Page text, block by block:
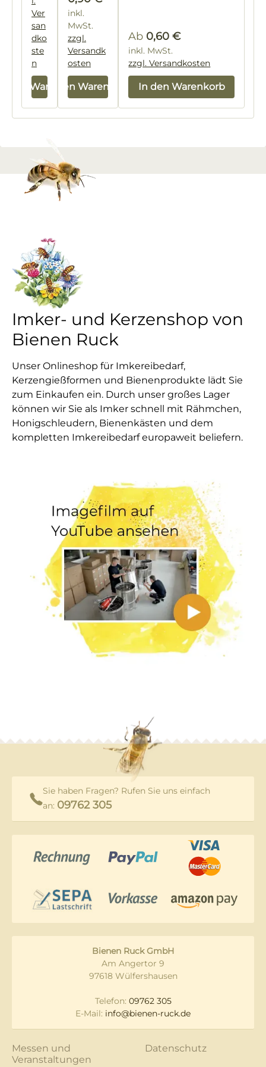
Ver
san
dko
ste
n
den Warenkorb
inkl.
MwSt.
zzgl.
Versandk
osten
In den Warenkorb
Regulärer Preis:
Ab 0,60 €
inkl. MwSt.
zzgl. Versandkosten
In den Warenkorb
Imker- und Kerzenshop von
Bienen Ruck
Unser Onlineshop für Imkereibedarf,
Kerzengießformen und Bienenprodukte lädt Sie
zum Einkaufen ein. Durch unser großes Lager
können wir Sie als Imker schnell mit Rähmchen,
Honigschleudern, Bienenkästen und dem
kompletten Imkereibedarf europaweit beliefern.
Sie haben Fragen? Rufen Sie uns einfach
an: 09762 305
Bienen Ruck GmbH
Am Angertor 9
97618 Wülfershausen
Telefon: 09762 305
E-Mail: info@bienen-ruck.de
Messen und
Veranstaltungen
Datenschutz